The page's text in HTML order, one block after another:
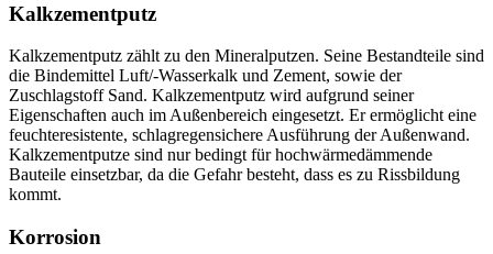
Kalkzementputz
Kalkzementputz zählt zu den Mineralputzen. Seine Bestandteile sind
die Bindemittel Luft/-Wasserkalk und Zement, sowie der
Zuschlagstoff Sand. Kalkzementputz wird aufgrund seiner
Eigenschaften auch im Außenbereich eingesetzt. Er ermöglicht eine
feuchteresistente, schlagregensichere Ausführung der Außenwand.
Kalkzementputze sind nur bedingt für hochwärmedämmende
Bauteile einsetzbar, da die Gefahr besteht, dass es zu Rissbildung
kommt.
Korrosion